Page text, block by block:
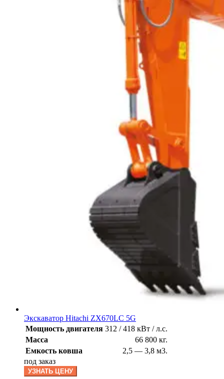
Экскаватор Hitachi ZX670LC 5G
Мощность двигателя 312 / 418 кВт / л.с.
Масса
66 800 кг.
Емкость ковша
2,5 — 3,8 м3.
под заказ
УЗНАТЬ ЦЕНУ